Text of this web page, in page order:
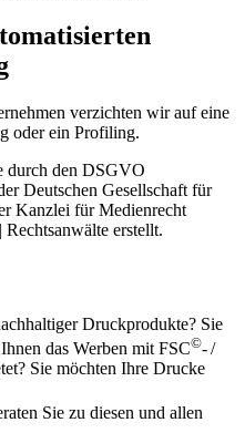
verzichten wir auf eine
oder ein Profiling.
durch den DSGVO
Deutschen Gesellschaft für
Kanzlei für Medienrecht
erstellt.
Druckprodukte? Sie
das Werben mit FSC©- /
Sie möchten Ihre Drucke
Sie zu diesen und allen